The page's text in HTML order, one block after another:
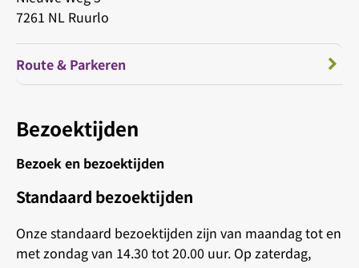
7261 NL Ruurlo
Route & Parkeren
Bezoektijden
Bezoek en bezoektijden
Standaard bezoektijden
Onze standaard bezoektijden zijn van maandag tot en
met zondag van 14.30 tot 20.00 uur. Op zaterdag,